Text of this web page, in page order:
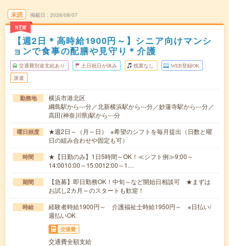
未読
NEW
掲載日 2026/08/07
【週2日＊高時給1900円～】シニア向けマンシ
ョンで食事の配膳や見守り＊介護
交通費別途支給あり 土日祝日が休み 残業なし WEB登録OK
派遣
勤務地
横浜市港北区
綱島駅から---分／北新横浜駅から---分／妙蓮寺駅から---分／
高田(神奈川県)駅から---分
曜日頻度
★週2日～（月～日） ※希望のシフトを毎月提出（日数と曜
日の組み合わせや固定も可）
時間
★【日勤のみ】1日5時間～OK！≪シフト例≫9:00～
14:0010:00～15:0012:00～1…
期間
【急募】即日勤務OK！中旬～など開始日相談可 ★まずは
お試し2カ月～のスタートも歓迎！
時給
経験者時給1900円～ 介護福祉士時給1950円～ ※日払い/
週払いOK
交通費
交通費全額支給